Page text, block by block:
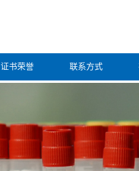
证书荣誉 联系方式